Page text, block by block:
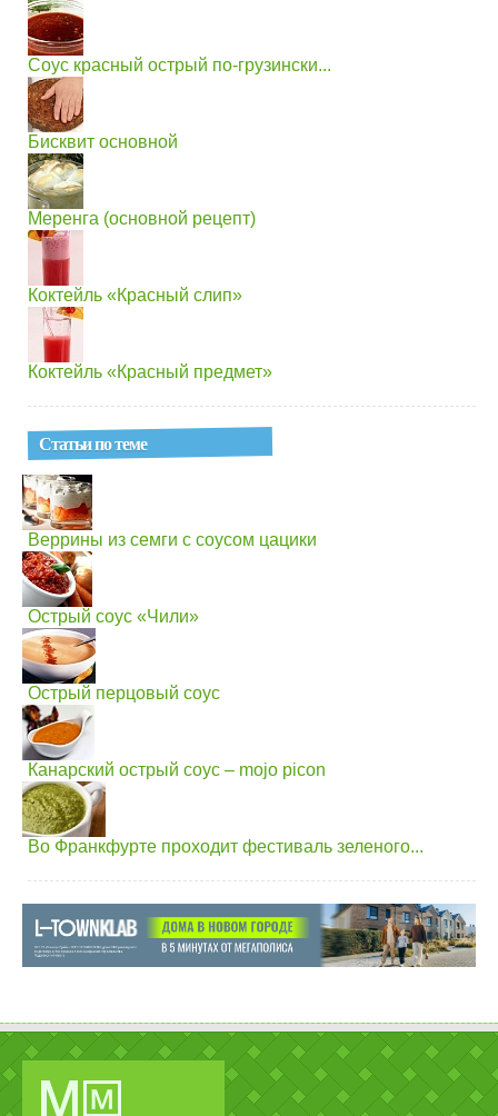
Соус красный острый по-грузински...
Бисквит основной
Меренга (основной рецепт)
Коктейль «Красный слип»
Коктейль «Красный предмет»
Статьи по теме
Веррины из семги с соусом цацики
Острый соус «Чили»
Острый перцовый соус
Канарский острый соус – mojo picon
Во Франкфурте проходит фестиваль зеленого...